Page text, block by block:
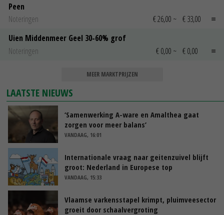
Peen
Noteringen
€ 26,00 ~ € 33,00
Uien Middenmeer Geel 30-60% grof
Noteringen
€ 0,00 ~ € 0,00
MEER MARKTPRIJZEN
LAATSTE NIEUWS
‘Samenwerking A-ware en Amalthea gaat
zorgen voor meer balans’
VANDAAG, 16:01
Internationale vraag naar geitenzuivel blijft
groot: Nederland in Europese top
VANDAAG, 15:33
Vlaamse varkensstapel krimpt, pluimveesector
groeit door schaalvergroting